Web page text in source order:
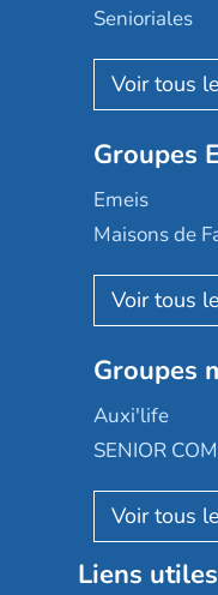
Senioriales
Nohée
Les
Mobicap
Domusvi
Happy Senior
Aquarelia
Nexity
Les jardins
Occitalia
Reseda
Stella
Les villages
Groupes
Emeis
Maisons de
Korian
Emera
Groupe SOS
Le Noble Âge
Almage
Résidalya
Groupe aplus
Groupes
Auxi'life
SENIOR
AGE D'OR
Liens utiles